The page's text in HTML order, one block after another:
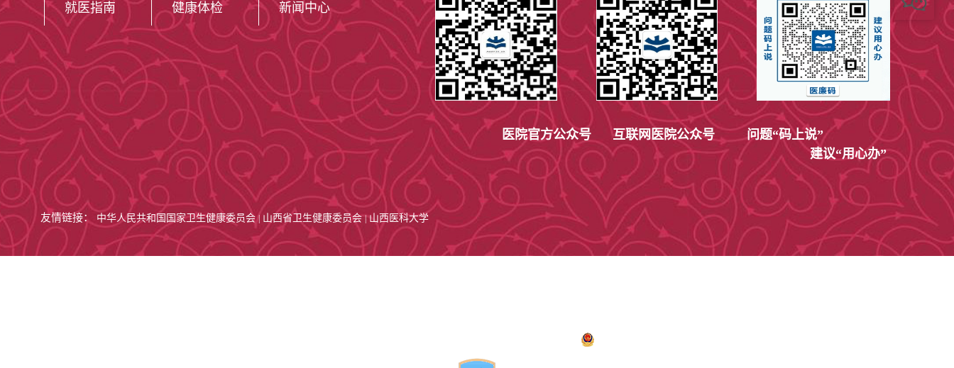
就医指南
健康体检
新闻中心
医院官方公众号 互联网医院公众号
问题“码上说”
建议“用心办”
友情链接： 中华人民共和国国家卫生健康委员会 | 山西省卫生健康委员会 | 山西医科大学